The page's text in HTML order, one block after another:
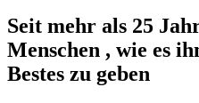
Seit mehr als 25
Menschen , wie es
Bestes zu geben